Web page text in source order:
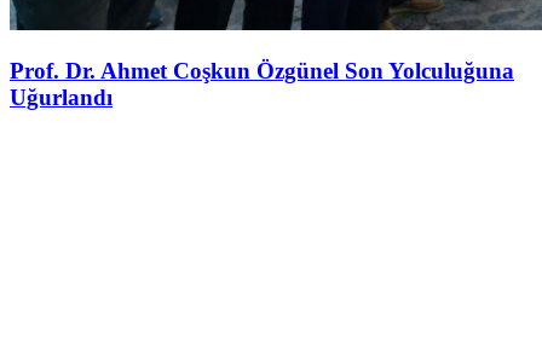
Prof. Dr. Ahmet Coşkun Özgünel Son Yolculuğuna
Uğurlandı